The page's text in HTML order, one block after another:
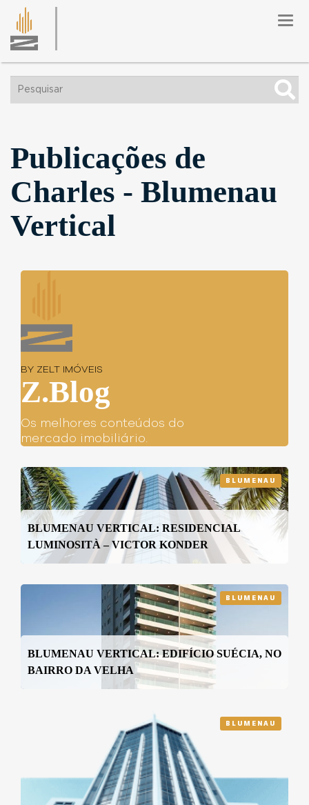
Publicações de
Charles - Blumenau
Vertical
BY ZELT IMÓVEIS
Z.Blog
Os melhores conteúdos do
mercado imobiliário.
BLUMENAU
BLUMENAU VERTICAL: RESIDENCIAL
LUMINOSITÀ – VICTOR KONDER
BLUMENAU
BLUMENAU VERTICAL: EDIFÍCIO SUÉCIA, NO
BAIRRO DA VELHA
BLUMENAU